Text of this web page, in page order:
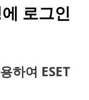
로그인
하여 ESET